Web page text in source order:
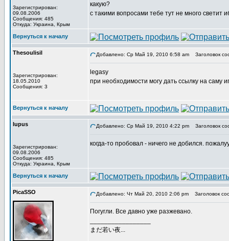
Зарегистрирован:
09.08.2006
Сообщения: 485
Откуда: Украина, Крым
какую?
с такими вопросами тебе тут не много светит
Вернуться к началу
Thesoulisil
Зарегистрирован:
18.05.2010
Сообщения: 3
Добавлено: Ср Май 19, 2010 6:58 am Заголовок
legasy
при необходимости могу дать ссылку на саму
Вернуться к началу
lupus
Зарегистрирован:
09.08.2006
Сообщения: 485
Откуда: Украина, Крым
Добавлено: Ср Май 19, 2010 4:22 pm Заголовок
когда-то пробовал - ничего не добился.
Вернуться к началу
PicaSSO Добавлено: Чт Май 20, 2010 2:06 pm Заголовок
Погугли. Все давно уже разжевано.
まだ若い夜...